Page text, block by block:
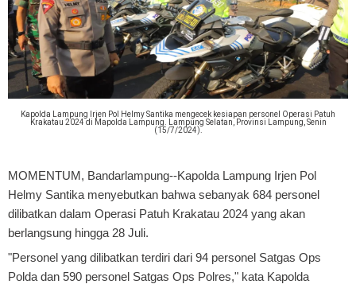
Kapolda Lampung Irjen Pol Helmy Santika mengecek kesiapan personel Operasi Patuh
Krakatau 2024 di Mapolda Lampung. Lampung Selatan, Provinsi Lampung, Senin
(15/7/2024).
MOMENTUM, Bandarlampung--Kapolda Lampung Irjen Pol
Helmy Santika menyebutkan bahwa sebanyak 684 personel
dilibatkan dalam Operasi Patuh Krakatau 2024 yang akan
berlangsung hingga 28 Juli.
"Personel yang dilibatkan terdiri dari 94 personel Satgas Ops
Polda dan 590 personel Satgas Ops Polres," kata Kapolda